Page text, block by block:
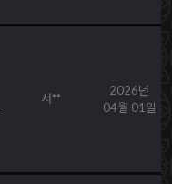
서**
2026년
04월 01일